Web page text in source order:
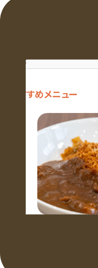
客席
おすすめメニュー